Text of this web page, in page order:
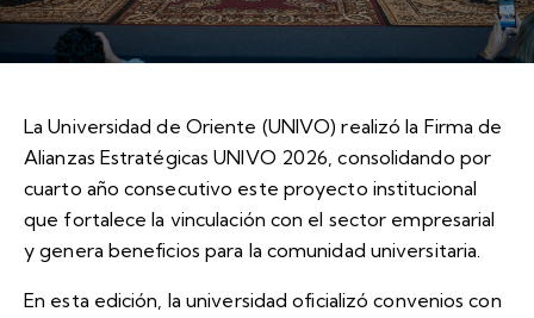
La Universidad de Oriente (UNIVO) realizó la Firma de
Alianzas Estratégicas UNIVO 2026, consolidando por
cuarto año consecutivo este proyecto institucional
que fortalece la vinculación con el sector empresarial
y genera beneficios para la comunidad universitaria.
En esta edición, la universidad oficializó convenios con